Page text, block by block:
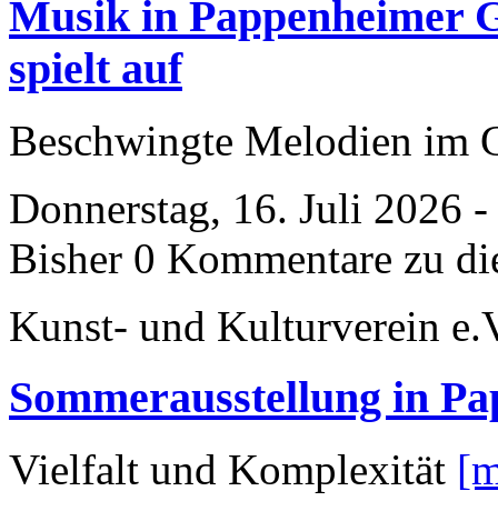
Musik in Pappenheimer
spielt auf
Beschwingte Melodien im
Donnerstag, 16. Juli 2026
Bisher 0 Kommentare zu
Kunst- und Kulturverein
Sommerausstellung in
Vielfalt und Komplexität